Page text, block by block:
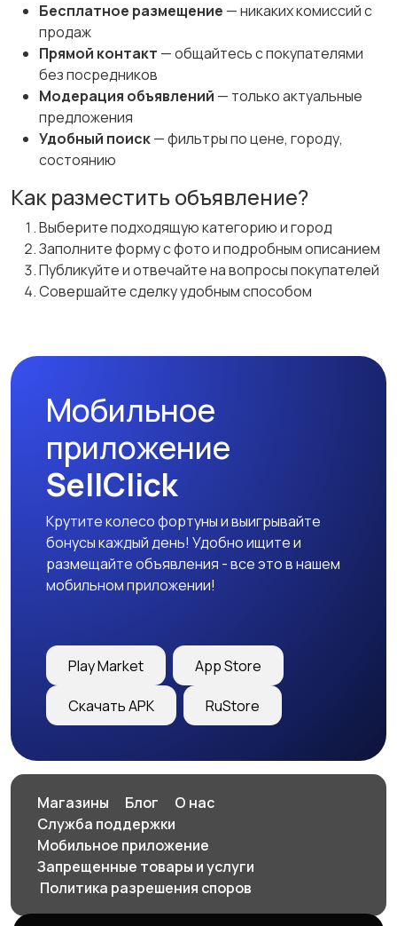
Бесплатное размещение — никаких комиссий с
продаж
Прямой контакт — общайтесь с покупателями
без посредников
Модерация объявлений — только актуальные
предложения
Удобный поиск— фильтры по цене, городу,
состоянию
Как разместить объявление?
Выберите подходящую категорию и город
Заполните форму с фото и подробным описанием
Публикуйте и отвечайте на вопросы покупателей
Совершайте сделку удобным способом
Мобильное
приложение
SellClick
Крутите колесо фортуны и выигрывайте
бонусы каждый день! Удобно ищите и
размещайте объявления - все это в нашем
мобильном приложении!
Play Market App Store
Скачать APK RuStore
Магазины Блог
О нас
Служба поддержки
Мобильное приложение
Запрещенные товары и услуги
️ Политика разрешения споров